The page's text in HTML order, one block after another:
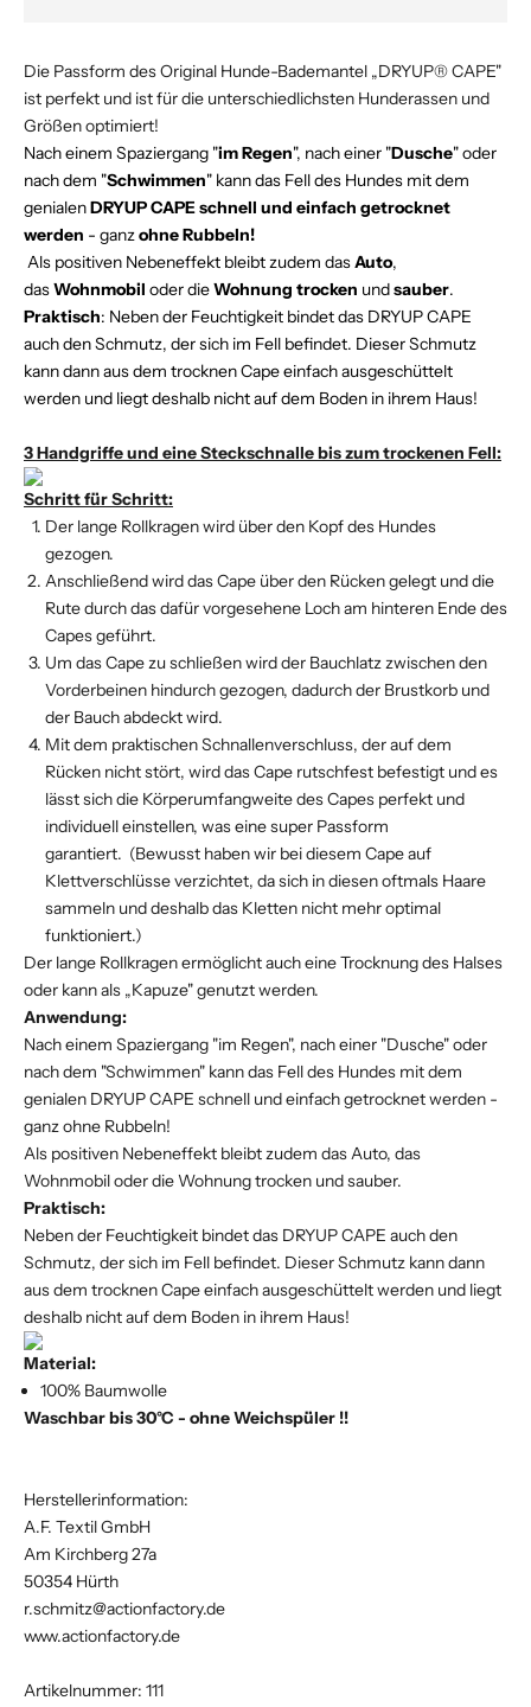
Die Passform des Original Hunde-Bademantel „DRYUP® CAPE"
ist perfekt und ist für die unterschiedlichsten Hunderassen und
Größen optimiert!
Nach einem Spaziergang "im Regen", nach einer "Dusche" oder
nach dem "Schwimmen" kann das Fell des Hundes mit dem
genialenDRYUP CAPE schnell und einfach getrocknet
werden - ganzohne Rubbeln!
Als positiven Nebeneffekt bleibt zudem dasAuto,
dasWohnmobil oder dieWohnung trocken undsauber.
Praktisch: Neben der Feuchtigkeit bindet das DRYUP CAPE
auch den Schmutz, der sich im Fell befindet. Dieser Schmutz
kann dann aus dem trocknen Cape einfach ausgeschüttelt
werden und liegt deshalb nicht auf dem Boden in ihrem Haus!
3 Handgriffe und eine Steckschnalle bis zum trockenen Fell:
Schritt für Schritt:
Der lange Rollkragen wird über den Kopf des Hundes
gezogen.
Anschließend wird das Cape über den Rücken gelegt und die
Rute durch das dafür vorgesehene Loch am hinteren Ende des
Capes geführt.
Um das Cape zu schließen wird der Bauchlatz zwischen den
Vorderbeinen hindurch gezogen, dadurch der Brustkorb und
der Bauch abdeckt wird.
Mit dem praktischen Schnallenverschluss, der auf dem
Rücken nicht stört, wird das Cape rutschfest befestigt und es
lässt sich die Körperumfangweite des Capes perfekt und
individuell einstellen, was eine super Passform
garantiert. (Bewusst haben wir bei diesem Cape auf
Klettverschlüsse verzichtet, da sich in diesen oftmals Haare
sammeln und deshalb das Kletten nicht mehr optimal
funktioniert.)
Der lange Rollkragen ermöglicht auch eine Trocknung des Halses
oder kann als „Kapuze" genutzt werden.
Anwendung:
Nach einem Spaziergang "im Regen", nach einer "Dusche" oder
nach dem "Schwimmen" kann das Fell des Hundes mit dem
genialen DRYUP CAPE schnell und einfach getrocknet werden -
ganz ohne Rubbeln!
Als positiven Nebeneffekt bleibt zudem das Auto, das
Wohnmobil oder die Wohnung trocken und sauber.
Praktisch:
Neben der Feuchtigkeit bindet das DRYUP CAPE auch den
Schmutz, der sich im Fell befindet. Dieser Schmutz kann dann
aus dem trocknen Cape einfach ausgeschüttelt werden und liegt
deshalb nicht auf dem Boden in ihrem Haus!
Material:
100% Baumwolle
Waschbar bis 30°C - ohne Weichspüler !!
Herstellerinformation:
A.F. Textil GmbH
Am Kirchberg 27a
50354 Hürth
r.schmitz@actionfactory.de
www.actionfactory.de
Artikelnummer: 111